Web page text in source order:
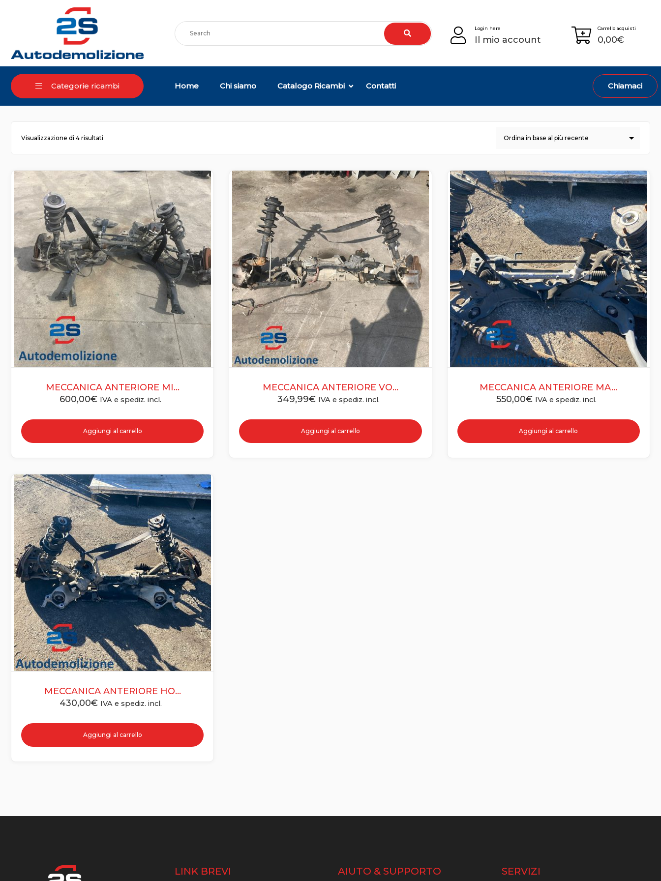
Login here
Il mio account
Carrello acquisti
0,00€
Categorie ricambi Home Chi siamo Catalogo Ricambi Contatti Chiamaci
Visualizzazione di 4 risultati
più
recente
MECCANICA ANTERIORE MI...
600,00€ IVA e spediz. incl.
Aggiungi al carrello
MECCANICA ANTERIORE VO...
349,99€ IVA e spediz. incl.
Aggiungi al carrello
MECCANICA ANTERIORE MA...
550,00€ IVA e spediz. incl.
Aggiungi al carrello
MECCANICA ANTERIORE HO...
430,00€ IVA e spediz. incl.
Aggiungi al carrello
LINK BREVI AIUTO & SUPPORTO SERVIZI